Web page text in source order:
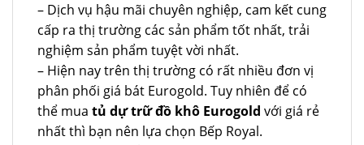
– Dịch vụ hậu mãi chuyên nghiệp, cam kết cung
cấp ra thị trường các sản phẩm tốt nhất, trải
nghiệm sản phẩm tuyệt vời nhất.
– Hiện nay trên thị trường có rất nhiều đơn vị
phân phối giá bát Eurogold. Tuy nhiên để có
thể mua tủ dự trữ đồ khô Eurogold với giá rẻ
nhất thì bạn nên lựa chọn Bếp Royal.